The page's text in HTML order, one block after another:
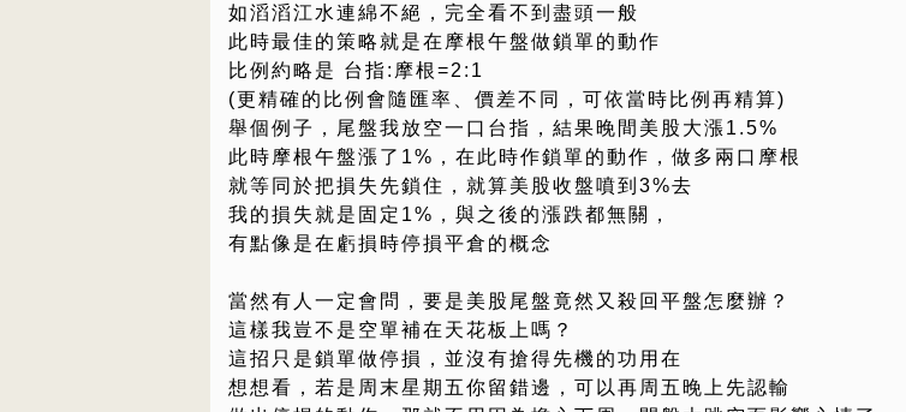
如滔滔江水連綿不絕，完全看不到盡頭一般
此時最佳的策略就是在摩根午盤做鎖單的動作
比例約略是 台指:摩根=2:1
(更精確的比例會隨匯率、價差不同，可依當時比例再精算)
舉個例子，尾盤我放空一口台指，結果晚間美股大漲1.5%
此時摩根午盤漲了1%，在此時作鎖單的動作，做多兩口摩根
就等同於把損失先鎖住，就算美股收盤噴到3%去
我的損失就是固定1%，與之後的漲跌都無關，
有點像是在虧損時停損平倉的概念
當然有人一定會問，要是美股尾盤竟然又殺回平盤怎麼辦？
這樣我豈不是空單補在天花板上嗎？
這招只是鎖單做停損，並沒有搶得先機的功用在
想想看，若是周末星期五你留錯邊，可以再周五晚上先認輸